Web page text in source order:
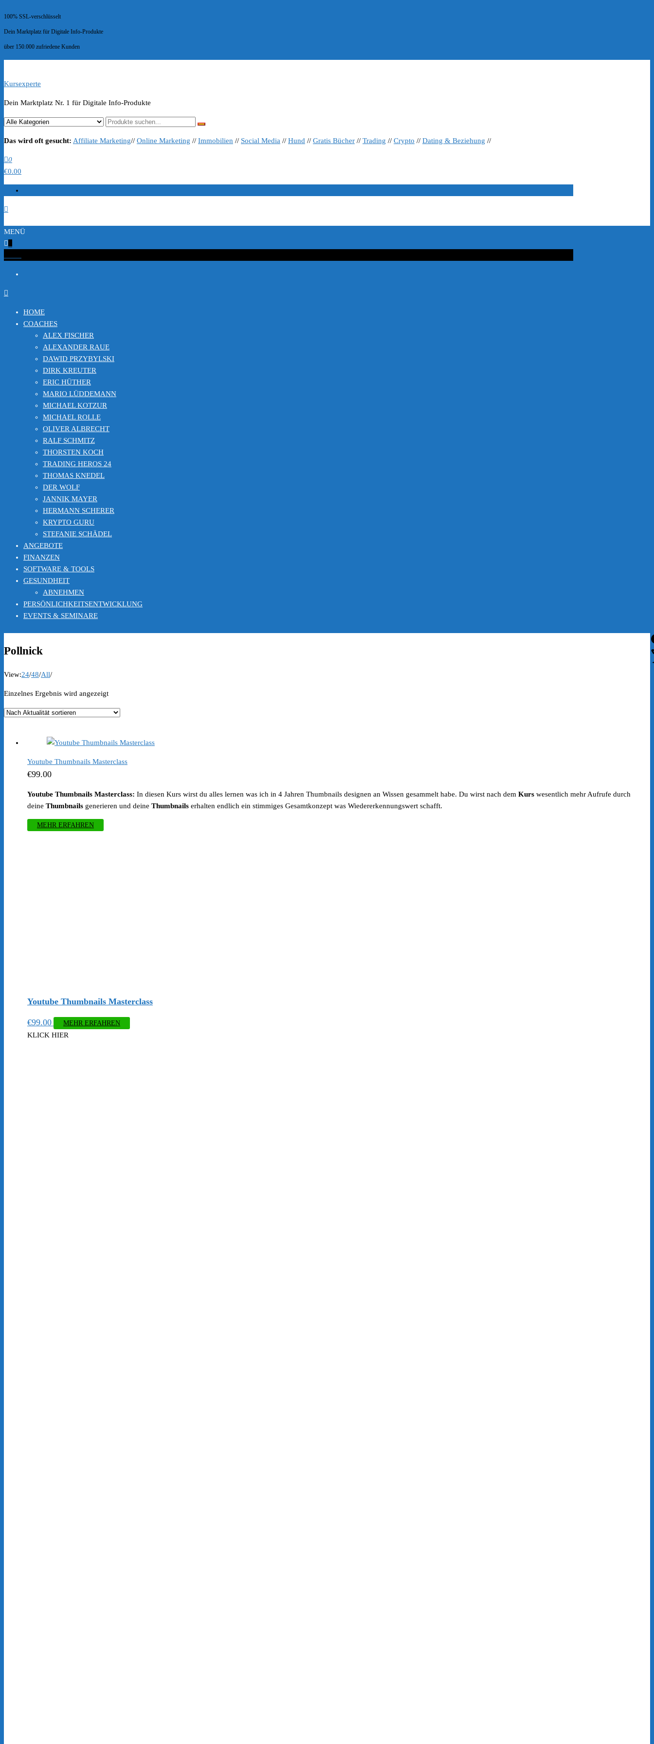
100% SSL-verschlüsselt
Dein Marktplatz für Digitale Info-Produkte
über 150.000 zufriedene Kunden
Kursexperte
Dein Marktplatz Nr. 1 für Digitale Info-Produkte
Das wird oft gesucht: Affiliate Marketing// Online Marketing // Immobilien // Social Media // Hund // Gratis Bücher // Trading // Crypto // Dating & Beziehung //
0
€0.00
MENÜ
HOME
COACHES
ALEX FISCHER
ALEXANDER RAUE
DAWID PRZYBYLSKI
DIRK KREUTER
ERIC HÜTHER
MARIO LÜDDEMANN
MICHAEL KOTZUR
MICHAEL ROLLE
OLIVER ALBRECHT
RALF SCHMITZ
THORSTEN KOCH
TRADING HEROS 24
THOMAS KNEDEL
DER WOLF
JANNIK MAYER
HERMANN SCHERER
KRYPTO GURU
STEFANIE SCHÄDEL
ANGEBOTE
FINANZEN
SOFTWARE & TOOLS
GESUNDHEIT
ABNEHMEN
PERSÖNLICHKEITSENTWICKLUNG
EVENTS & SEMINARE
Pollnick
View:24/48/All/
Einzelnes Ergebnis wird angezeigt
Youtube Thumbnails Masterclass
€99.00
Youtube Thumbnails Masterclass: In diesen Kurs wirst du alles lernen was ich in 4 Jahren Thumbnails designen an Wissen gesammelt habe. Du wirst nach dem Kurs wesentlich mehr Aufrufe durch
deine Thumbnails generieren und deine Thumbnails erhalten endlich ein stimmiges Gesamtkonzept was Wiedererkennungswert schafft.
MEHR ERFAHREN
Youtube Thumbnails Masterclass
€99.00 MEHR ERFAHREN
KLICK HIER